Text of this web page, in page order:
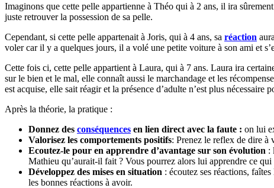
Imaginons que cette pelle appartienne à Théo qui à 2 ans, il ira
juste retrouver la possession de sa pelle.
Cependant, si cette pelle appartenait à Joris, qui à 4 ans, sa réaction
voler car il y a quelques jours, il a volé une petite voiture à son ami et
Cette fois ci, cette pelle appartient à Laura, qui à 7 ans. Laura ira
sur le bien et le mal, elle connaît aussi le marchandage et les
est acquise, elle sait réagir et la présence d’adulte n’est plus nécessaire
Après la théorie, la pratique :
Donnez des conséquences en lien direct avec la faute : on lui
Valorisez les comportements positifs: Prenez le reflex de dire à
Ecoutez-le pour en apprendre d’avantage sur son évolution :
Mathieu qu’aurait-il fait ? Vous pourrez alors lui apprendre ce
Développez des mises en situation : écoutez ses réactions,
les bonnes réactions à avoir.